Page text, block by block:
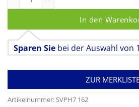
In den
Sparen Sie bei der Auswahl von
ZUR
Artikelnummer:SVPH7 162